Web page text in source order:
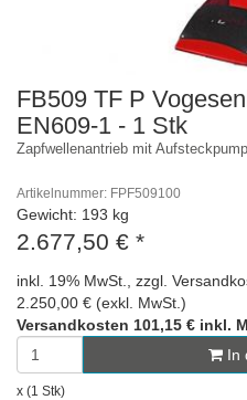
FB509 TF P
EN609-1 - 1 Stk
Zapfwellenantrieb mit
Artikelnummer: FPF509100
Gewicht: 193 kg
2.677,50 € *
inkl. 19% MwSt., zzgl.
2.250,00 € (exkl. MwSt.)
Versandkosten 101,15 € inkl.
In
x (1 Stk)